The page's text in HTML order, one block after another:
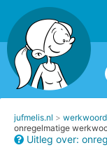
jufmelis.nl
onregelmatige
Uitleg over: